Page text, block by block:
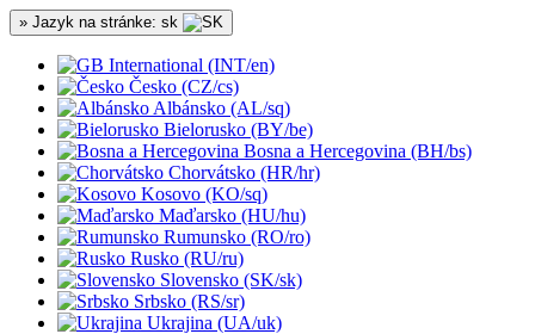
» Jazyk na stránke: sk
International (INT/en)
Česko (CZ/cs)
Albánsko (AL/sq)
Bielorusko (BY/be)
Bosna a Hercegovina (BH/bs)
Chorvátsko (HR/hr)
Kosovo (KO/sq)
Maďarsko (HU/hu)
Rumunsko (RO/ro)
Rusko (RU/ru)
Slovensko (SK/sk)
Srbsko (RS/sr)
Ukrajina (UA/uk)